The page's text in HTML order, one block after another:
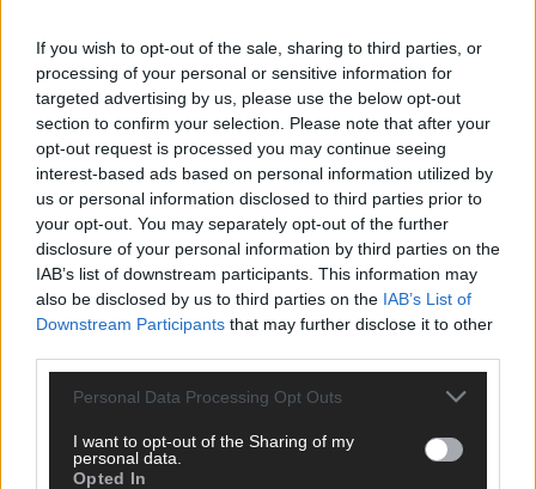
If you wish to opt-out of the sale, sharing to third parties, or
processing of your personal or sensitive information for
targeted advertising by us, please use the below opt-out
section to confirm your selection. Please note that after your
opt-out request is processed you may continue seeing
interest-based ads based on personal information utilized by
us or personal information disclosed to third parties prior to
your opt-out. You may separately opt-out of the further
disclosure of your personal information by third parties on the
IAB’s list of downstream participants. This information may
also be disclosed by us to third parties on the IAB’s List of
Downstream Participants that may further disclose it to other
Personal Data Processing Opt Outs
I want to opt-out of the Sharing of my
personal data.
Opted In
SCHNELL ZUM RESSORT